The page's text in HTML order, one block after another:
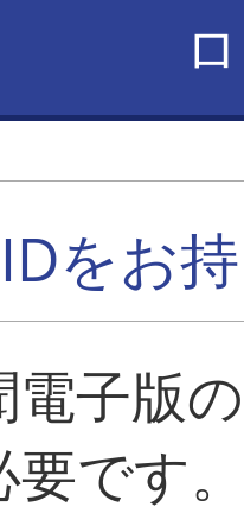
をお
電子版
要です